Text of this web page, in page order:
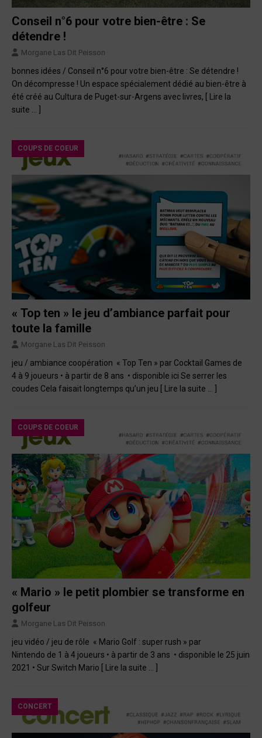
Conseil n°6 pour votre bien-être : Se
détendre !
Morgane Las Dit Peisson
bonnes idées / Conseil n°6 pour votre bien-être : Se détendre !
On décompresse ! Un espace spécialement dédié au bien-être à
été créé au Cultura de Puget-sur-Argens avec livres, [ Lire la
suite … ]
COUPS DE COEUR
« Top ten » le jeu d’ambiance parfait pour
toute la famille
Morgane Las Dit Peisson
jeu / ambiance coopération « Top Ten » par Cocktail Games de
4 à 9 joueurs • à partir de 8 ans • disponible ici Se serrer les
coudes Cela faisait longtemps qu’un jeu [ Lire la suite … ]
COUPS DE COEUR
« Mario » le petit plombier se transforme en
golfeur
Morgane Las Dit Peisson
jeu vidéo / jeu de rôle « Mario Golf : super rush » par
Nintendo de 1 à 4 joueurs • à partir de 3 ans • disponible le 25 juin
2021 • Sur Switch Mario [ Lire la suite … ]
CONCERT